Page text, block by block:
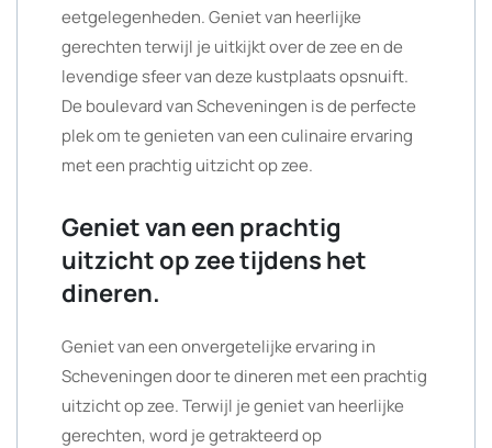
eetgelegenheden. Geniet van heerlijke
gerechten terwijl je uitkijkt over de zee en de
levendige sfeer van deze kustplaats opsnuift.
De boulevard van Scheveningen is de perfecte
plek om te genieten van een culinaire ervaring
met een prachtig uitzicht op zee.
Geniet van een prachtig
uitzicht op zee tijdens het
dineren.
Geniet van een onvergetelijke ervaring in
Scheveningen door te dineren met een prachtig
uitzicht op zee. Terwijl je geniet van heerlijke
gerechten, word je getrakteerd op